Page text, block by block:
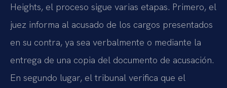
Heights, el proceso sigue varias etapas. Primero, el
juez informa al acusado de los cargos presentados
en su contra, ya sea verbalmente o mediante la
entrega de una copia del documento de acusación.
En segundo lugar, el tribunal verifica que el